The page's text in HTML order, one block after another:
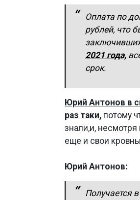
Оплата по
рублей, что
2021 года,
срок.
Юрий Антонов в
раз таки, потому
знали,и,
еще и свои
Юрий Антонов:
Получается